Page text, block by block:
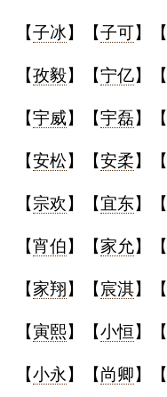
【子冰】【子可】【
【孜毅】【宁亿】【
【宇威】【宇磊】【
【安松】【安柔】【
【宗欢 】【宜东】【
【宵伯】【家允】【
【家翔】【宸淇】【
【寅熙】【小恒】【
【小永 】【尚卿】【